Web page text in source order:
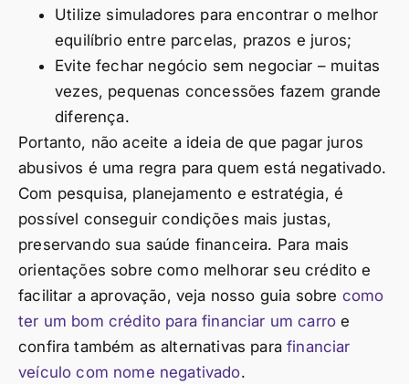
Utilize simuladores para encontrar o melhor
equilíbrio entre parcelas, prazos e juros;
Evite fechar negócio sem negociar – muitas
vezes, pequenas concessões fazem grande
diferença.
Portanto, não aceite a ideia de que pagar juros
abusivos é uma regra para quem está negativado.
Com pesquisa, planejamento e estratégia, é
possível conseguir condições mais justas,
preservando sua saúde financeira. Para mais
orientações sobre como melhorar seu crédito e
facilitar a aprovação, veja nosso guia sobre como
ter um bom crédito para financiar um carro e
confira também as alternativas parafinanciar
veículo com nome negativado.